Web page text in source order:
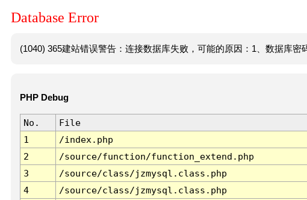
Database Error
(1040) 365建站错误警告：连接数据库失败，可能的原因：1、数据库密
PHP Debug
No. File
1
/index.php
2
/source/function/function_extend.php
3
/source/class/jzmysql.class.php
4
/source/class/jzmysql.class.php